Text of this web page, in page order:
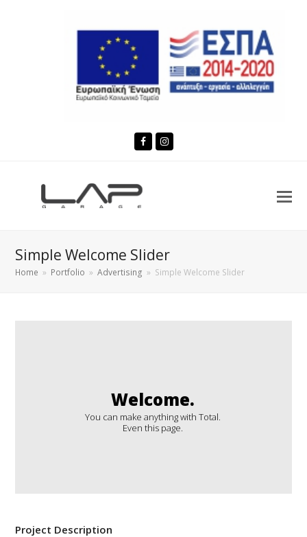
FacebookInstagram
Simple Welcome Slider
Home » Portfolio » Advertising » Simple Welcome Slider
Welcome.
You can make anything with Total.
Even this page.
Project Description